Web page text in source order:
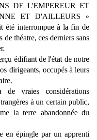
DE L'EMPEREUR ET
ET D'AILLEURS »
été interrompue à la fin de
de théatre, ces derniers sans
édifiant de l'état de notre
dirigeants, occupés à leurs
de vraies considérations
à un certain public,
la terre abandonnée du
en épingle par un apprenti